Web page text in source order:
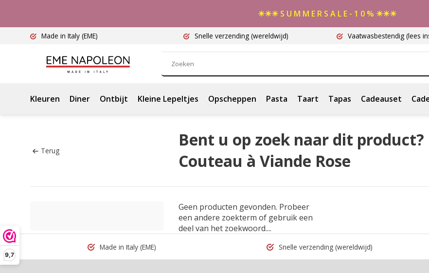
9,7
☀☀☀ S U M M E R S A L E - 1 0 % ☀☀☀
Made in Italy (EME) Snelle verzending (wereldwijd) Vaatwasbestendig (lees
Kleuren Diner Ontbijt Kleine Lepeltjes Opscheppen Pasta Taart Tapas Cadeauset
Terug
Bent u op zoek naar dit product?
Couteau à Viande Rose
Geen producten gevonden. Probeer
een andere zoekterm of gebruik een
deel van het zoekwoord....
Made in Italy (EME) Snelle verzending (wereldwijd)